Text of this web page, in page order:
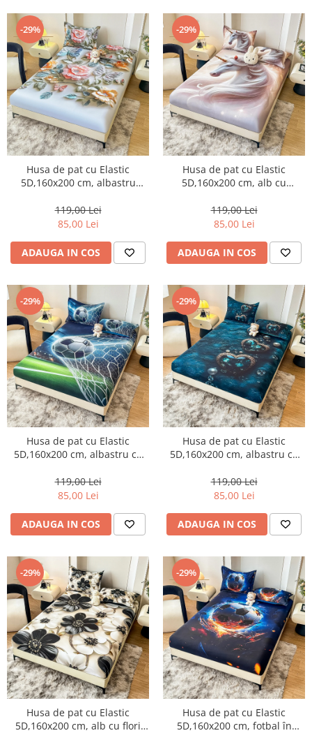
-29%
Husa de pat cu Elastic
5D,160x200 cm, albastru
fluturi-E3
119,00 Lei
85,00 Lei
ADAUGA IN COS
-29%
Husa de pat cu Elastic
5D,160x200 cm, alb cu
119,00 Lei
85,00 Lei
ADAUGA IN COS
-29%
Husa de pat cu Elastic
5D,160x200 cm, albastru cu
119,00 Lei
85,00 Lei
ADAUGA IN COS
-29%
Husa de pat cu Elastic
5D,160x200 cm, albastru cu
119,00 Lei
85,00 Lei
ADAUGA IN COS
-29%
Husa de pat cu Elastic
5D,160x200 cm, alb cu flori
-29%
Husa de pat cu Elastic
5D,160x200 cm, fotbal în